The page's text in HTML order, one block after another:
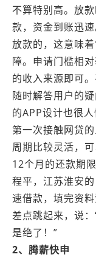
不算特别高。放
款，资金到账迅
放款的，这意味
障。申请门槛相
的收入来源即可
随时解答用户的
的APP设计也很
第一次接触网贷
周期比较灵活，
12个月的还款期
程平，江苏淮安
速借款，填完资
差点跳起来，说
是绝了！”
2、腾薪快申